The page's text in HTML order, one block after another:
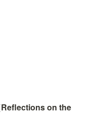
Reflections on the